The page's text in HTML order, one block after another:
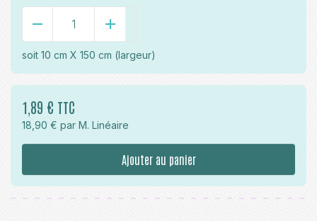
- +
soit 10 cm X 150 cm (largeur)
1,89 € TTC
18,90 € par M. Linéaire
Ajouter au panier